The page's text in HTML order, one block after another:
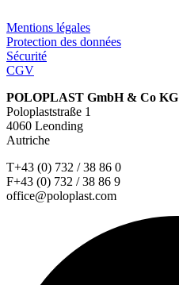
Mentions légales
Protection des données
Sécurité
CGV
POLOPLAST GmbH & Co KG
Poloplaststraße 1
4060 Leonding
Autriche
T+43 (0) 732 / 38 86 0
F+43 (0) 732 / 38 86 9
office@poloplast.com